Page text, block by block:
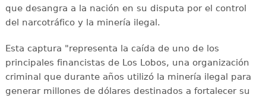
que desangra a la nación en su disputa por el control
del narcotráfico y la minería ilegal.
Esta captura "representa la caída de uno de los
principales financistas de Los Lobos, una organización
criminal que durante años utilizó la minería ilegal para
generar millones de dólares destinados a fortalecer su